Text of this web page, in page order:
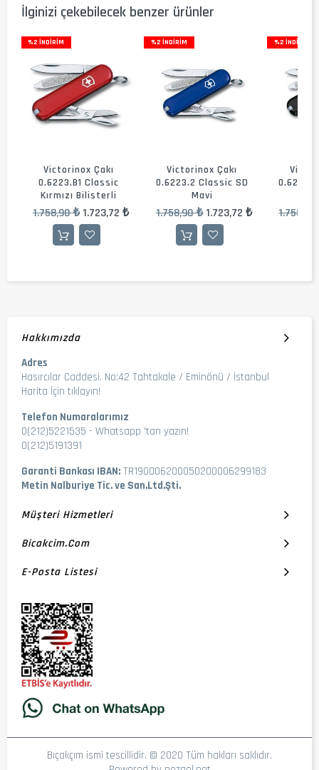
İlginizi çekebilecek benzer ürünler
%2 İNDIRIM
Victorinox Çakı
0.6223.B1 Classic
Kırmızı Bilisterli
1.758,90 ₺ 1.723,72 ₺
%2 İNDIRIM
Victorinox Çakı
0.6223.2 Classic SD
Mavi
1.758,90 ₺ 1.723,72 ₺
%2 İNDIRIM
Hakkımızda
Adres
Hasırcılar Caddesi. No:42 Tahtakale / Eminönü / İstanbul
Harita İçin tıklayın!
Telefon Numaralarımız
0(212)5221535 - Whatsapp 'tan yazın!
0(212)5191391
Garanti Bankası IBAN: TR190006200050200006299183
Metin Nalburiye Tic. ve San.Ltd.Şti.
Müşteri Hizmetleri
Bicakcim.com
E-Posta Listesi
Bıçakçım ismi tescillidir. © 2020 Tüm hakları saklıdır.